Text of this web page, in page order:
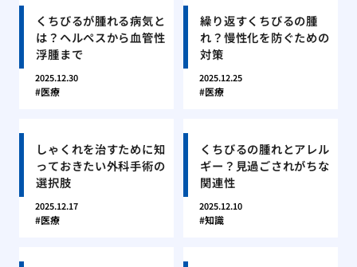
くちびるが腫れる病気と
は？ヘルペスから血管性
浮腫まで
2025.12.30
医療
繰り返すくちびるの腫
れ？慢性化を防ぐための
対策
2025.12.25
医療
しゃくれを治すために知
っておきたい外科手術の
選択肢
2025.12.17
医療
くちびるの腫れとアレル
ギー？見過ごされがちな
関連性
2025.12.10
知識